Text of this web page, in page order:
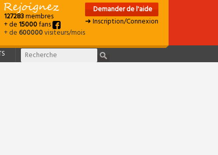
127283membres
+ de15000fans
+ de600000visiteurs/mois
Demander de l'aide
➜ Inscription/Connexion